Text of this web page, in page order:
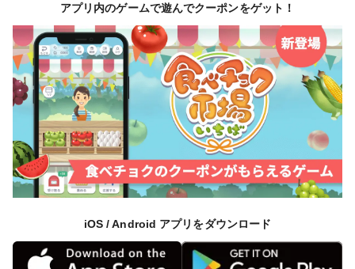
アプリ内のゲームで遊んでクーポンをゲット！
iOS / Android アプリをダウンロード